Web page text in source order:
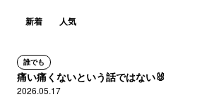
新着 人気
誰でも
痛い痛くないという話ではない🐰
2026.05.17